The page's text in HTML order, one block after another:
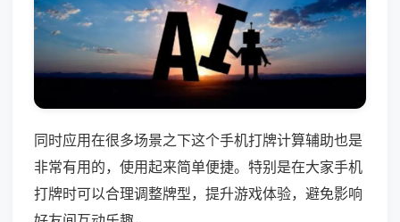
同时应用在很多场景之下这个手机打牌计算辅助也是
非常有用的，使用起来简单便捷。特别是在大家手机
打牌时可以合理调整牌型，提升游戏体验，避免影响